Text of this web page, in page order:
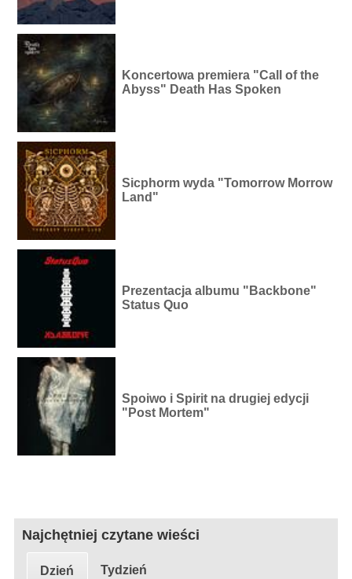
Koncertowa premiera "Call of the
Abyss" Death Has Spoken
Sicphorm wyda "Tomorrow Morrow
Land"
Prezentacja albumu "Backbone"
Status Quo
Spoiwo i Spirit na drugiej edycji
"Post Mortem"
Najchętniej czytane wieści
Dzień Tydzień